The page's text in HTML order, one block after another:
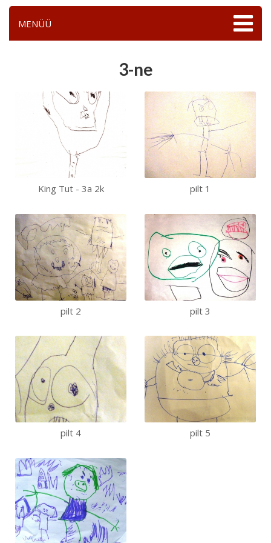
MENÜÜ
3-ne
King Tut - 3a 2k pilt 1
pilt 2 pilt 3
pilt 4 pilt 5